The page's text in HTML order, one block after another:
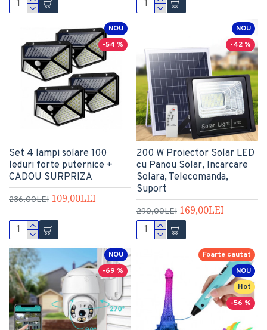
NOU
-54 %
Set 4 lampi solare 100
leduri forte puternice +
CADOU SURPRIZA
236,00LEI 109,00LEI
NOU
-42 %
200 W Proiector Solar LED
cu Panou Solar, Incarcare
Solara, Telecomanda,
Suport
290,00LEI 169,00LEI
NOU
-69 %
NOU
Hot
Foarte cautat
-56 %